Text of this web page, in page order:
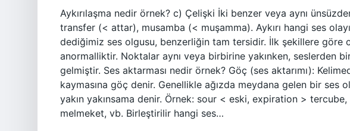
Aykırılaşma nedir örnek? c) Çelişki İki benzer veya aynı
transfer (< attar), musamba (< muşamma). Aykırı hangi ses
dediğimiz ses olgusu, benzerliğin tam tersidir. İlk şekillere göre
anormalliktir. Noktalar aynı veya birbirine yakınken, seslerden
gelmiştir. Ses aktarması nedir örnek? Göç (ses aktarımı):
kaymasına göç denir. Genellikle ağızda meydana gelen bir ses
yakın yakınsama denir. Örnek: sour < eski, expiration >
melmeket, vb. Birleştirilir hangi ses…